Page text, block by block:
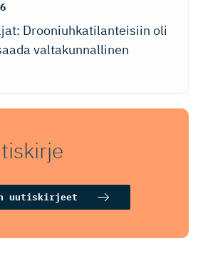
Drooniuhkatilanteisiin oli
valtakunnallinen
uutiskirjeet